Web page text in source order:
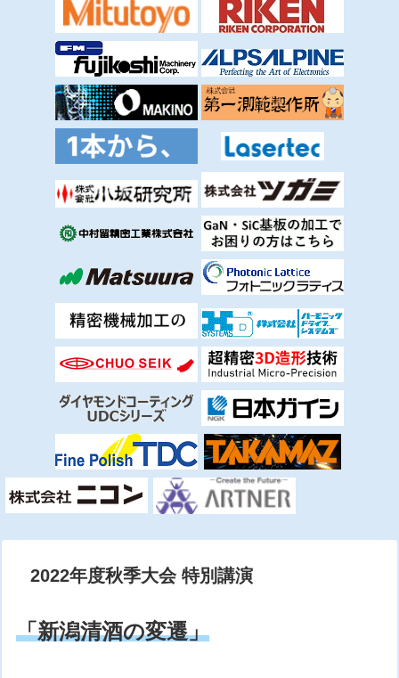
2022年度秋季大会 特別講演
「新潟清酒の変遷」